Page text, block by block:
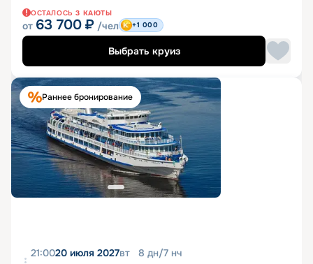
ОСТАЛОСЬ 3 КАЮТЫ
от 63 700 ₽ /чел +1 000
Выбрать круиз
Раннее бронирование
21:0020 июля 2027вт 8 дн/7 нч